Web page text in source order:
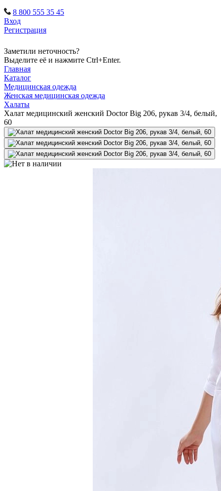
8 800 555 35 45
Вход
Регистрация
Заметили неточность?
Выделите её и нажмите Ctrl+Enter.
Главная
Каталог
Медицинская одежда
Женская медицинская одежда
Халаты
Халат медицинский женский Doctor Big 206, рукав 3/4, белый,
60